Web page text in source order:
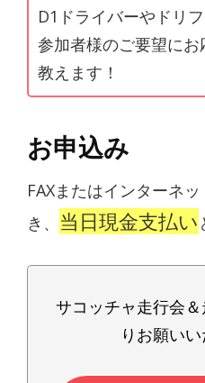
D1ドライバーやドリ
参加者様のご要望に
教えます！
お申込み
FAXまたはインターネ
き、 当日現金支払い
サコッチャ走行会
りお願いい